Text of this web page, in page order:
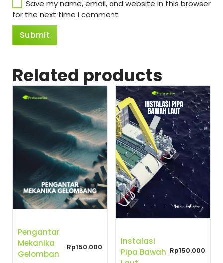
Save my name, email, and website in this browser
for the next time I comment.
Related products
Pengantar
Mekanika
Gelomban
Rp150.000
Instalasi
Pipa Bawah Rp150.000